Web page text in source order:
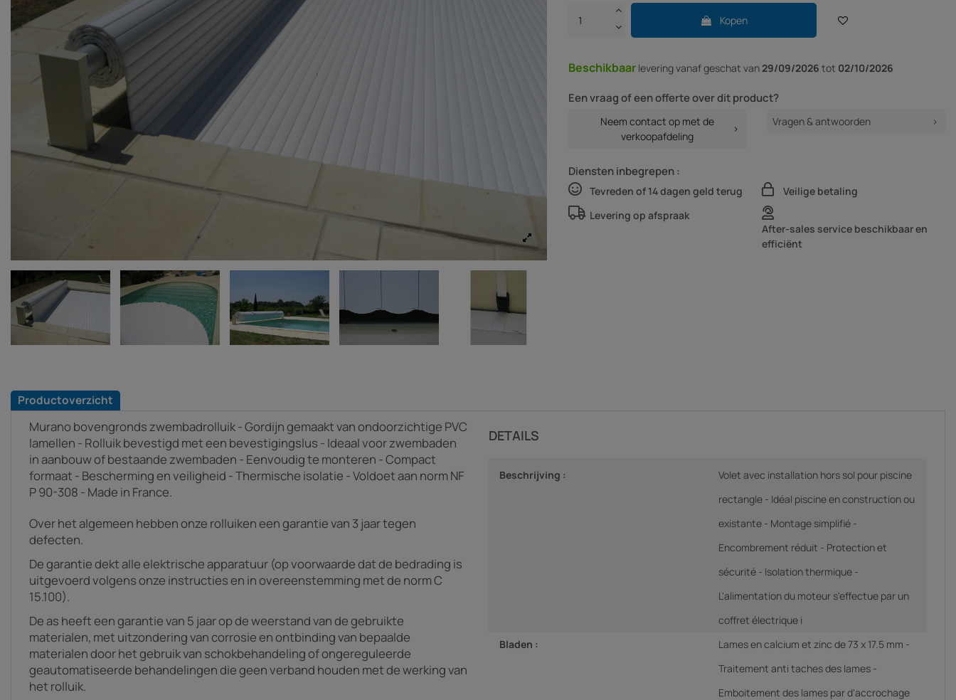
Kopen
Beschikbaar levering vanafgeschat van 29/09/2026 tot 02/10/2026
Een vraag of een offerte over dit product?
Neem contact op met de
verkoopafdeling
Vragen & antwoorden
Diensten inbegrepen :
Tevreden of 14 dagen geld terug
Veilige betaling
Levering op afspraak
After-sales service beschikbaar en
efficiënt
Productoverzicht
Murano bovengronds zwembadrolluik - Gordijn gemaakt van ondoorzichtige PVC
lamellen - Rolluik bevestigd met een bevestigingslus - Ideaal voor zwembaden
in aanbouw of bestaande zwembaden - Eenvoudig te monteren - Compact
formaat - Bescherming en veiligheid - Thermische isolatie - Voldoet aan norm NF
P 90-308 - Made in France.
Over het algemeen hebben onze rolluiken een garantie van 3 jaar tegen
defecten.
De garantie dekt alle elektrische apparatuur (op voorwaarde dat de bedrading is
uitgevoerd volgens onze instructies en in overeenstemming met de norm C
15.100).
De as heeft een garantie van 5 jaar op de weerstand van de gebruikte
materialen, met uitzondering van corrosie en ontbinding van bepaalde
materialen door het gebruik van schokbehandeling of ongereguleerde
geautomatiseerde behandelingen die geen verband houden met de werking van
het rolluik.
DETAILS
Beschrijving :
Volet avec installation hors sol pour piscine
rectangle - Idéal piscine en construction ou
existante - Montage simplifié -
Encombrement réduit - Protection et
sécurité - Isolation thermique -
L'alimentation du moteur s'effectue par un
coffret électrique i
Bladen :
Lames en calcium et zinc de 73 x 17.5 mm -
Traitement anti taches des lames -
Emboitement des lames par d'accrochage